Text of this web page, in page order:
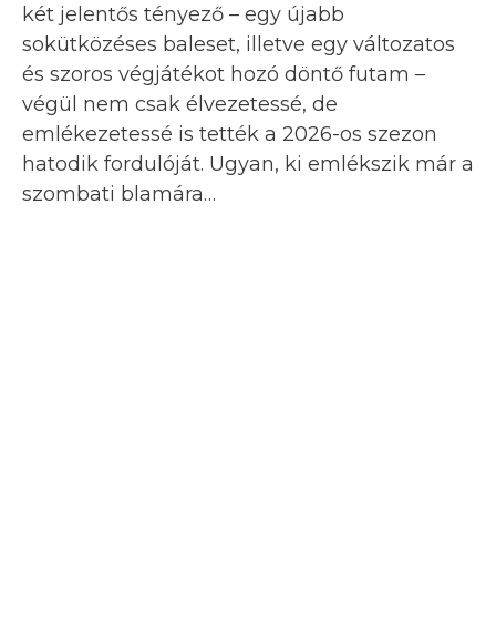
két jelentős tényező – egy újabb
sokütközéses baleset, illetve egy változatos
és szoros végjátékot hozó döntő futam –
végül nem csak élvezetessé, de
emlékezetessé is tették a 2026-os szezon
hatodik fordulóját. Ugyan, ki emlékszik már a
szombati blamára…